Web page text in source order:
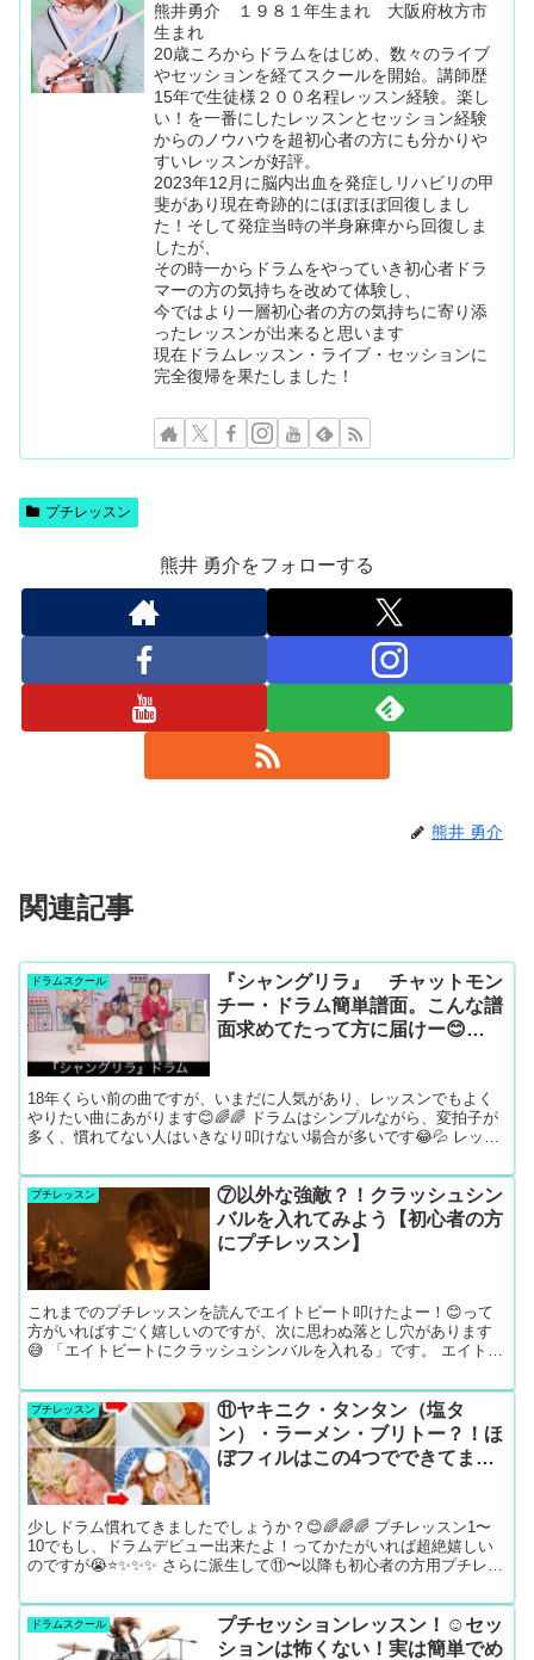
熊井勇介 １９８１年生まれ 大阪府枚方市
生まれ
20歳ころからドラムをはじめ、数々のライブ
やセッションを経てスクールを開始。講師歴
15年で生徒様２００名程レッスン経験。楽し
い！を一番にしたレッスンとセッション経験
からのノウハウを超初心者の方にも分かりや
すいレッスンが好評。
2023年12月に脳内出血を発症しリハビリの甲
斐があり現在奇跡的にほぼほぼ回復しまし
た！そして発症当時の半身麻痺から回復しま
したが、
その時一からドラムをやっていき初心者ドラ
マーの方の気持ちを改めて体験し、
今ではより一層初心者の方の気持ちに寄り添
ったレッスンが出来ると思います
現在ドラムレッスン・ライブ・セッションに
完全復帰を果たしました！
プチレッスン
熊井 勇介をフォローする
熊井 勇介
関連記事
ドラムスクール
『シャングリラ』 チャットモン
チー・ドラム簡単譜面。こんな譜
面求めてたって方に届けー😊
18年くらい前の曲ですが、いまだに人気があり、レッスンでもよく
やりたい曲にあがります😊🌈🌈 ドラムはシンプルながら、変拍子が
多く、慣れてない人はいきなり叩けない場合が多いです😂💦 レッス
プチレッスン
⑦以外な強敵？！クラッシュシン
バルを入れてみよう【初心者の方
にプチレッスン】
これまでのプチレッスンを読んでエイトビート叩けたよー！😊って
方がいればすごく嬉しいのですが、次に思わぬ落とし穴があります
😅 「エイトビートにクラッシュシンバルを入れる」です。 エイトビ
プチレッスン
⑪ヤキニク・タンタン（塩タ
ン）・ラーメン・ブリトー？！ほ
ぼフィルはこの4つでできてま
少しドラム慣れてきましたでしょうか？😊🌈🌈🌈 プチレッスン1〜
10でもし、ドラムデビュー出来たよ！ってかたがいれば超絶嬉しい
のですが😭⭐️✨✨✨ さらに派生して⑪〜以降も初心者の方用プチレッ
ドラムスクール
プチセッションレッスン！☺️セッ
ションは怖くない！実は簡単でめ